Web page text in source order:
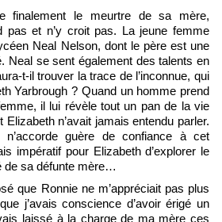
finalement le meurtre de sa mère,
pas et n’y croit pas. La jeune femme
Neal Nelson, dont le père est une
Neal se sent également des talents en
t-il trouver la trace de l’inconnue, qui
Yarbrough ? Quand un homme prend
il lui révèle tout un pan de la vie
n’avait jamais entendu parler.
n’accorde guère de confiance à cet
impératif pour Elizabeth d’explorer le
de sa défunte mère…
que Ronnie ne m’appréciait pas plus
j’avais conscience d’avoir érigé un
laissé à la charge de ma mère ces